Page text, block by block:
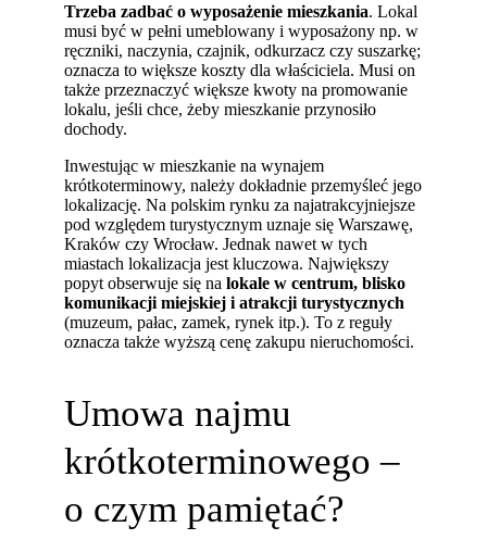
Trzeba zadbać o wyposażenie mieszkania. Lokal
musi być w pełni umeblowany i wyposażony np. w
ręczniki, naczynia, czajnik, odkurzacz czy suszarkę;
oznacza to większe koszty dla właściciela. Musi on
także przeznaczyć większe kwoty na promowanie
lokalu, jeśli chce, żeby mieszkanie przynosiło
dochody.
Inwestując w mieszkanie na wynajem
krótkoterminowy, należy dokładnie przemyśleć jego
lokalizację. Na polskim rynku za najatrakcyjniejsze
pod względem turystycznym uznaje się Warszawę,
Kraków czy Wrocław. Jednak nawet w tych
miastach lokalizacja jest kluczowa. Największy
popyt obserwuje się na lokale w centrum, blisko
komunikacji miejskiej i atrakcji turystycznych
(muzeum, pałac, zamek, rynek itp.). To z reguły
oznacza także wyższą cenę zakupu nieruchomości.
Umowa najmu
krótkoterminowego –
o czym pamiętać?